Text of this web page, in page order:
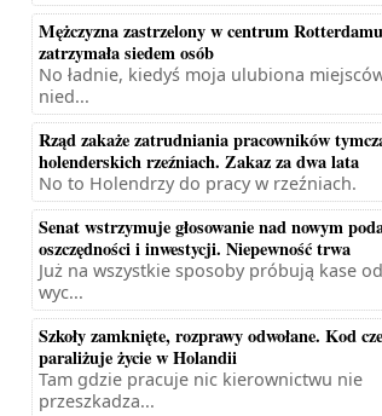
Mężczyzna zastrzelony w centrum
zatrzymała siedem osób
No ładnie, kiedyś moja ulubiona
nied...
Rząd zakaże zatrudniania pracowników
holenderskich rzeźniach. Zakaz za dwa lata
No to Holendrzy do pracy w rzeźniach.
Senat wstrzymuje głosowanie nad nowym
oszczędności i inwestycji. Niepewność trwa
Już na wszystkie sposoby próbują kase
wyc...
Szkoły zamknięte, rozprawy odwołane. Kod
paraliżuje życie w Holandii
Tam gdzie pracuje nic kierownictwu nie
przeszkadza...